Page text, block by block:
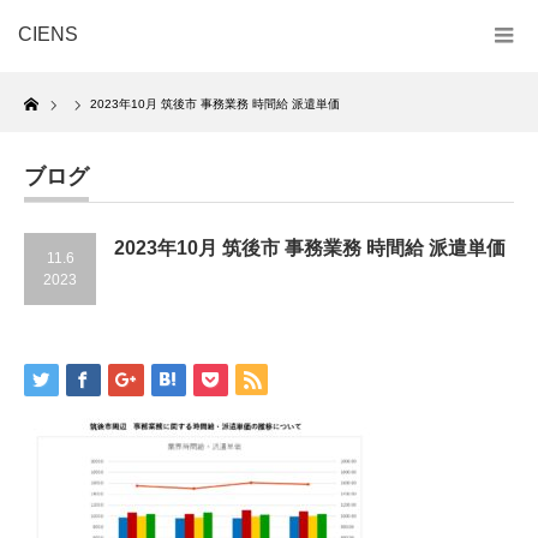
CIENS
Home
2023年10月 筑後市 事務業務 時間給 派遣単価
ブログ
11.6
2023
2023年10月 筑後市 事務業務 時間給 派遣単価